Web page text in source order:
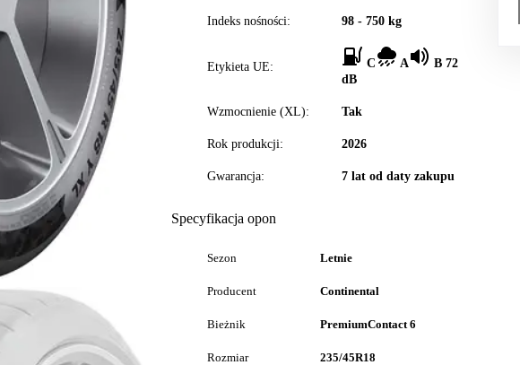
Indeks nośności: 98 - 750 kg
Etykieta UE: C A
B 72
dB
Wzmocnienie (XL): Tak
Rok produkcji: 2026
Gwarancja: 7 lat od daty zakupu
Specyfikacja opon
Sezon Letnie
Producent Continental
Bieżnik PremiumContact 6
Rozmiar 235/45R18